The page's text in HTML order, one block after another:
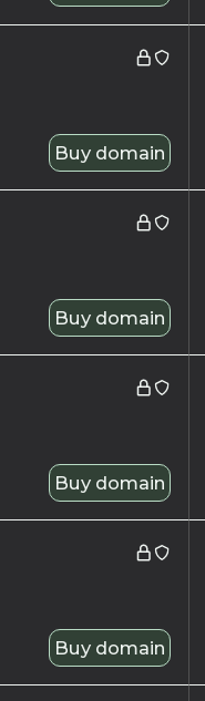
Buy domain
Buy domain
Buy domain
Buy domain